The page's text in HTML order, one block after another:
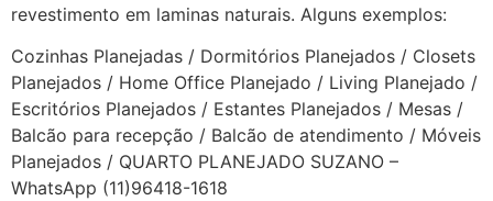
revestimento em laminas naturais. Alguns exemplos:
Cozinhas Planejadas / Dormitórios Planejados / Closets
Planejados / Home Office Planejado / Living Planejado /
Escritórios Planejados / Estantes Planejados / Mesas /
Balcão para recepção / Balcão de atendimento / Móveis
Planejados / QUARTO PLANEJADO SUZANO –
WhatsApp (11)96418-1618